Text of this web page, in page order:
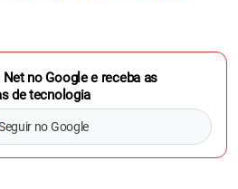
no Google e receba as
de tecnologia
no Google